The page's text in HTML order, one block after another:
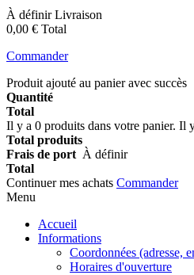
À définirLivraison
0,00 € Total
Commander
Produit ajouté au panier avec succès
Quantité
Total
Il y a 0 produits dans votre panier. Il
Total produits
Frais de port À définir
Total
Continuer mes achats Commander
Menu
Accueil
Informations
Coordonnées (adresse,
Horaires d'ouverture